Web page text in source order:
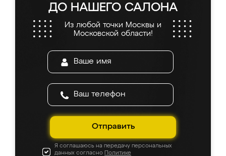
ДО НАШЕГО САЛОНА
Из любой точки Москвы и
Московской области!
Отправить
Я соглашаюсь на передачу персональных
данных согласно Политике